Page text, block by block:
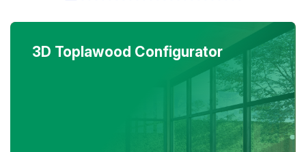
3D Toplawood Configurator